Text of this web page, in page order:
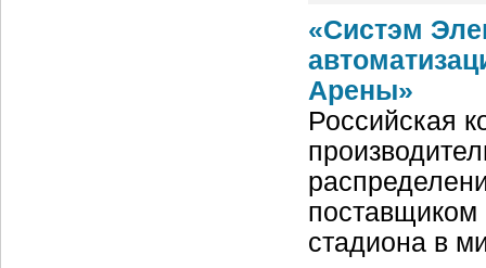
«Систэм
Арены»
Российская
поставщиком
стадиона в